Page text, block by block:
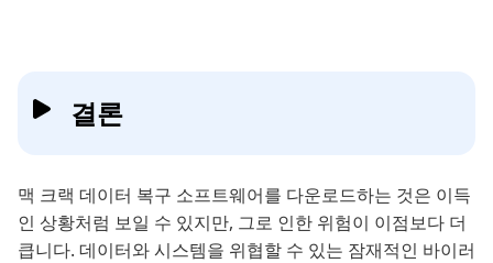
결론
맥 크랙 데이터 복구 소프트웨어를 다운로드하는 것은 이득
인 상황처럼 보일 수 있지만, 그로 인한 위험이 이점보다 더
큽니다. 데이터와 시스템을 위협할 수 있는 잠재적인 바이러